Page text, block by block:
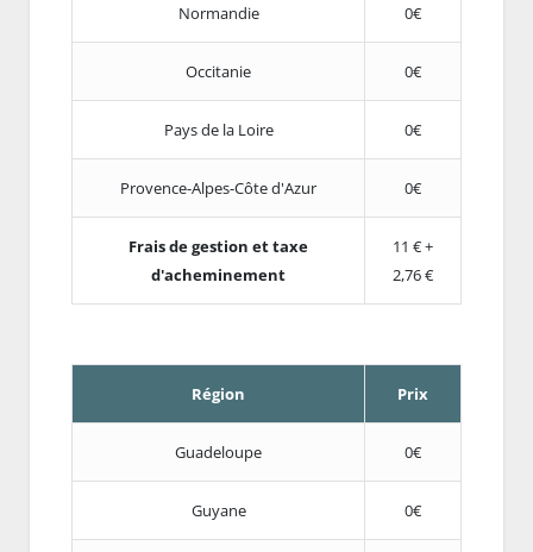
Normandie 0€
Occitanie 0€
Pays de la Loire 0€
Provence-Alpes-Côte d'Azur 0€
Frais de gestion et taxe
d'acheminement
11 € +
2,76 €
Région Prix
Guadeloupe 0€
Guyane 0€